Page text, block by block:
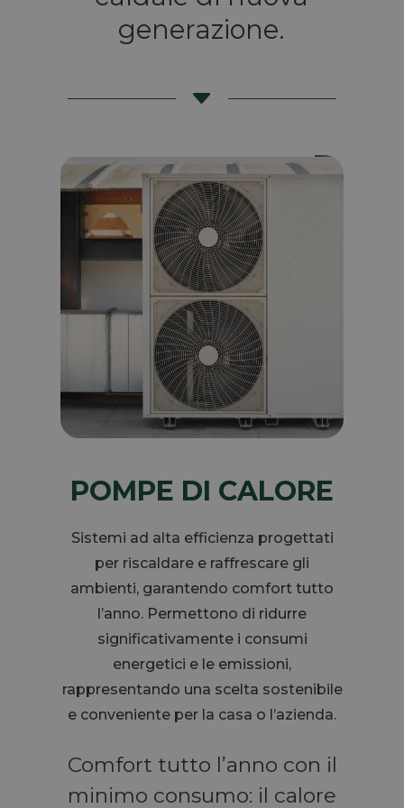
generazione.
C
POMPE DI CALORE
Sistemi ad alta efficienza progettati
per riscaldare e raffrescare gli
ambienti, garantendo comfort tutto
l’anno. Permettono di ridurre
significativamente i consumi
energetici e le emissioni,
rappresentando una scelta sostenibile
e conveniente per la casa o l’azienda.
Comfort tutto l’anno con il
minimo consumo: il calore